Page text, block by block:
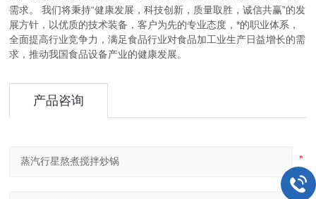
需求。 我们将秉持“健康发展，科技创新，质量取胜，诚信共赢”的发
展方针，以优质的技术装备，客户为先的专业态度，*的职业体系，
全面提高行业竞争力，满足食品行业对食品加工业生产日益增长的需
求，推动我国食品设备产业的健康发展。
产品咨询